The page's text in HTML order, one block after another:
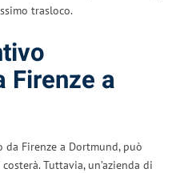
trasloco.
Firenze a
Firenze a Dortmund, può
Tuttavia, un’azienda di